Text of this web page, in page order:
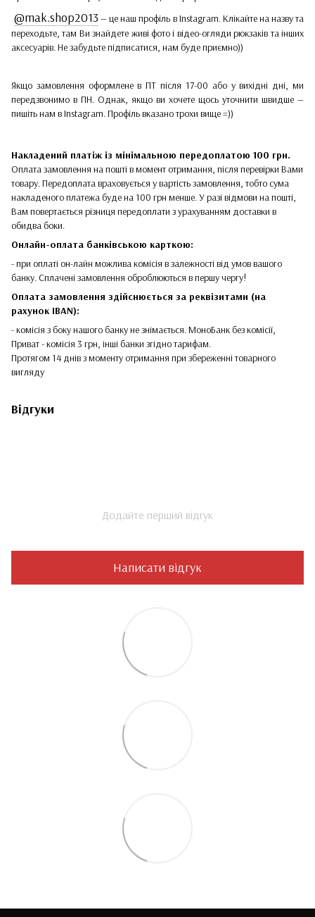
@mak.shop2013 — це наш профіль в Instagram. Клікайте на назву та
переходьте, там Ви знайдете живі фото і відео-огляди рюкзаків та інших
аксесуарів. Не забудьте підписатися, нам буде приємно))
Якщо замовлення оформлене в ПТ після 17-00 або у вихідні дні, ми
передзвонимо в ПН. Однак, якщо ви хочете щось уточнити швидше —
пишіть нам в Instagram. Профіль вказано трохи вище =))
Накладений платіж із мінімальною передоплатою 100 грн.
Оплата замовлення на пошті в момент отримання, після перевірки Вами
товару. Передоплата враховується у вартість замовлення, тобто сума
накладеного платежа буде на 100 грн менше. У разі відмови на пошті,
Вам повертається різниця передоплати з урахуванням доставки в
обидва боки.
Онлайн-оплата банківською карткою:
- при оплаті он-лайн можлива комісія в залежності від умов вашого
банку. Сплачені замовлення оброблюються в першу чергу!
Оплата замовлення здійснюється за реквізитами (на
рахунок IBAN):
- комісія з боку нашого банку не знімається. МоноБанк без комісії,
Приват - комісія 3 грн, інші банки згідно тарифам.
Протягом 14 днів з моменту отримання при збереженні товарного
вигляду
Відгуки
Додайте перший відгук
Написати відгук